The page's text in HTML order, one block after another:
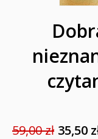
59,00 zł 35,50